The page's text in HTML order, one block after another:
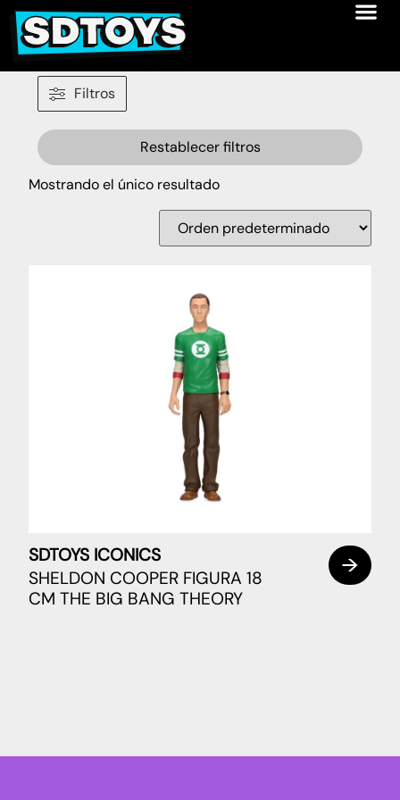
Filtros
Restablecer filtros
Mostrando el único resultado
SDTOYS ICONICS
SHELDON COOPER FIGURA 18
CM THE BIG BANG THEORY